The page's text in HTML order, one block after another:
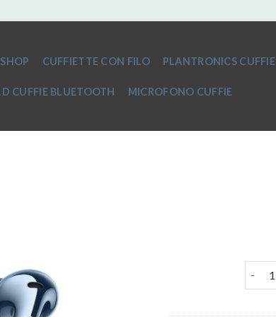
SHOP CUFFIETTE CON FILO PLANTRONICS CUFFIE
CUFFIE BLUETOOTH MICROFONO CUFFIE